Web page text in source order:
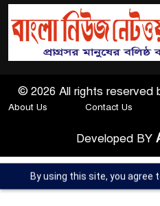
© 2026 All rights reserved
About Us Contact Us
Developed BY
By using this site, you agree